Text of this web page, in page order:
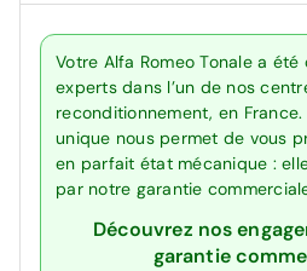
Votre Alfa Romeo Tonale a
experts dans l’un de nos
reconditionnement, en
unique nous permet de vous
en parfait état mécanique :
par notre garantie
Découvrez nos
garantie